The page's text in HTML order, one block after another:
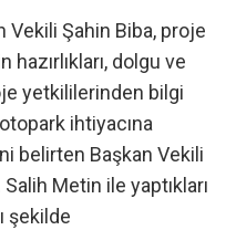
Vekili Şahin Biba, proje
dolgu ve
yetkililerinden bilgi
ihtiyacına
belirten Başkan Vekili
Metin ile yaptıkları
şekilde